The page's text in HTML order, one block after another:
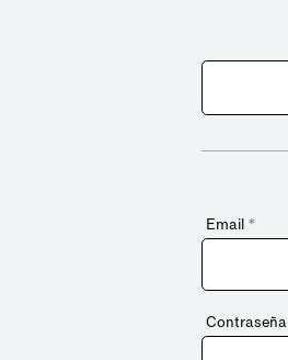
Email *
Contraseña